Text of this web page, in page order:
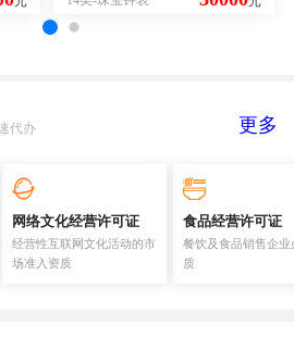
代办 更多
网络文化经营许可证
经营性互联网文化活动的市
场准入资质
食品经营许可证
餐饮及食品销售企业
质